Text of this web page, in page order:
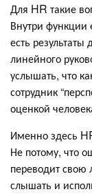
Для HR такие
Внутри функции
есть
линейного
услышать, что
сотрудник
оценкой
Именно здесь
Не потому, что
переводит свою
слышать и